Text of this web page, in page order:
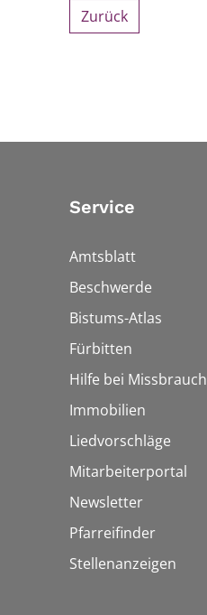
Zurück
Service
Amtsblatt
Beschwerde
Bistums-Atlas
Fürbitten
Hilfe bei Missbrauch
Immobilien
Liedvorschläge
Mitarbeiterportal
Newsletter
Pfarreifinder
Stellenanzeigen